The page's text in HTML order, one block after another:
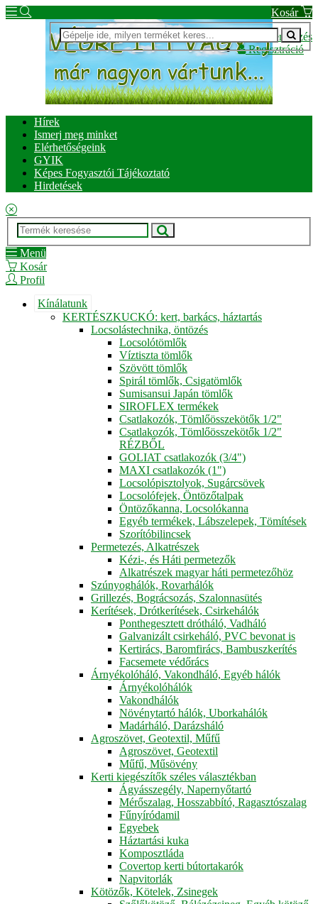
Kosár
Bejelentkezés
Regisztráció
Hírek
Ismerj meg minket
Elérhetőségeink
GYIK
Képes Fogyasztói Tájékoztató
Hirdetések
Menü
Kosár
Profil
Kínálatunk
KERTÉSZKUCKÓ: kert, barkács, háztartás
Locsolástechnika, öntözés
Locsolótömlők
Víztiszta tömlők
Szövött tömlők
Spirál tömlők, Csigatömlők
Sumisansui Japán tömlők
SIROFLEX termékek
Csatlakozók, Tömlőösszekötők 1/2"
Csatlakozók, Tömlőösszekötők 1/2"
RÉZBŐL
GOLIAT csatlakozók (3/4")
MAXI csatlakozók (1")
Locsolópisztolyok, Sugárcsövek
Locsolófejek, Öntözőtalpak
Öntözőkanna, Locsolókanna
Egyéb termékek, Lábszelepek, Tömítések
Szorítóbilincsek
Permetezés, Alkatrészek
Kézi-, és Háti permetezők
Alkatrészek magyar háti permetezőhöz
Szúnyoghálók, Rovarhálók
Grillezés, Bográcsozás, Szalonnasütés
Kerítések, Drótkerítések, Csirkehálók
Ponthegesztett drótháló, Vadháló
Galvanizált csirkeháló, PVC bevonat is
Kertirács, Baromfirács, Bambuszkerítés
Facsemete védőrács
Árnyékolóháló, Vakondháló, Egyéb hálók
Árnyékolóhálók
Vakondhálók
Növénytartó hálók, Uborkahálók
Madárháló, Darázsháló
Agroszövet, Geotextil, Műfű
Agroszövet, Geotextil
Műfű, Műsövény
Kerti kiegészítők széles választékban
Ágyásszegély, Napernyőtartó
Mérőszalag, Hosszabbító, Ragasztószalag
Fűnyíródamil
Egyebek
Háztartási kuka
Komposztláda
Covertop kerti bútortakarók
Napvitorlák
Kötözők, Kötelek, Zsinegek